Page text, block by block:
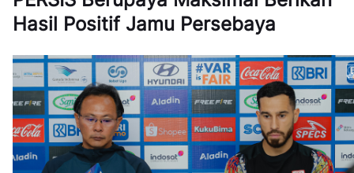
Hasil Positif Jamu Persebaya